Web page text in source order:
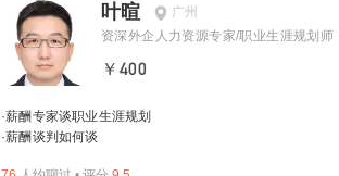
叶暄
广州
资深外企人力资源专家/职业生涯规划师
￥400
·薪酬专家谈职业生涯规划
·薪酬谈判如何谈